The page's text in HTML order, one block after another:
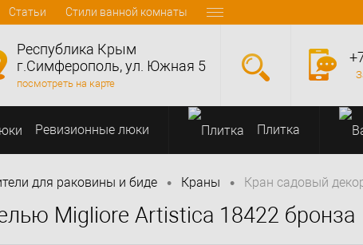
Статьи Стили ванной комнаты
Республика Крым
г.Симферополь, ул. Южная 5
посмотреть на карте
Ревизионные люки Плитка
для раковины и биде • Краны • Кран садовый
Migliore Artistica 18422 бронза